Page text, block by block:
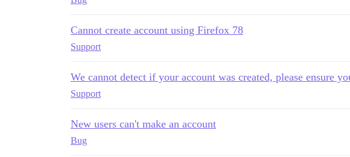
Cannot create account using Firefox 78
Support
We cannot detect if your account was created, please ensure
Support
New users can't make an account
Bug